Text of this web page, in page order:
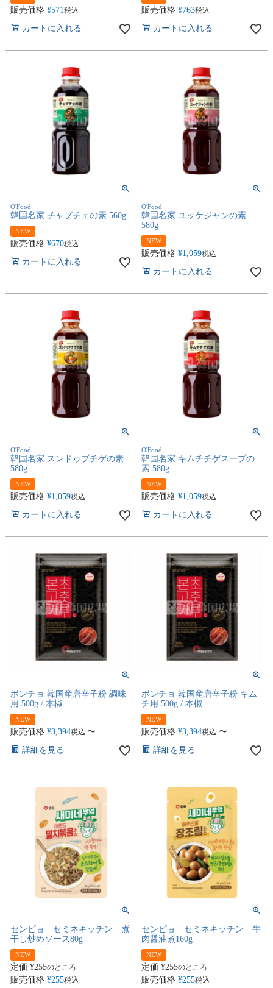
販売価格 ¥571税込
カートに入れる
販売価格 ¥763税込
カートに入れる
O'Food
韓国名家 チャプチェの素 560g
NEW
販売価格 ¥670税込
カートに入れる
O'Food
韓国名家 ユッケジャンの素
580g
NEW
販売価格 ¥1,059税込
カートに入れる
O'Food
韓国名家 スンドゥブチゲの素
580g
NEW
販売価格 ¥1,059税込
カートに入れる
O'Food
韓国名家 キムチチゲスープの
素 580g
NEW
販売価格 ¥1,059税込
カートに入れる
ボンチョ 韓国産唐辛子粉 調味
用 500g / 本椒
NEW
販売価格 ¥3,394税込 〜
詳細を見る
ボンチョ 韓国産唐辛子粉 キム
チ用 500g / 本椒
NEW
販売価格 ¥3,394税込 〜
詳細を見る
センピョ セミネキッチン 煮
干し炒めソース80g
NEW
定価 ¥255のところ
販売価格 ¥255税込
センピョ セミネキッチン 牛
肉醤油煮160g
NEW
定価 ¥255のところ
販売価格 ¥255税込